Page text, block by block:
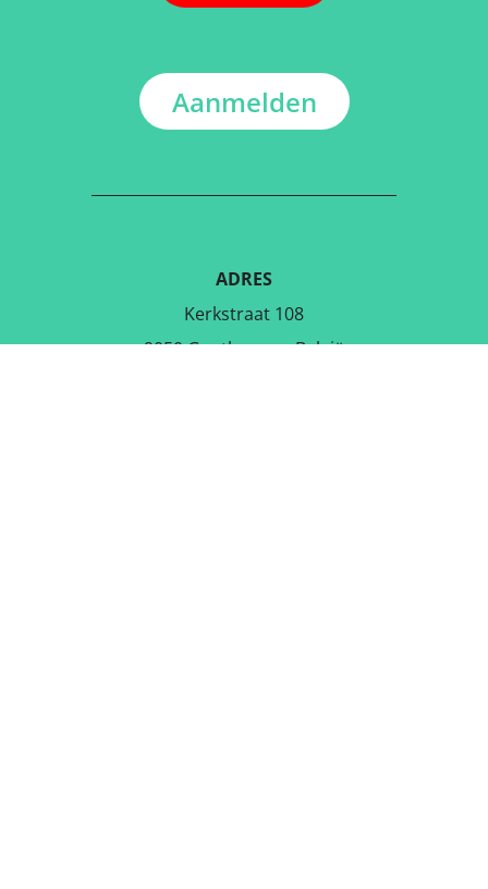
Aanmelden
ADRES
Kerkstraat 108
9050 Gentbrugge, België